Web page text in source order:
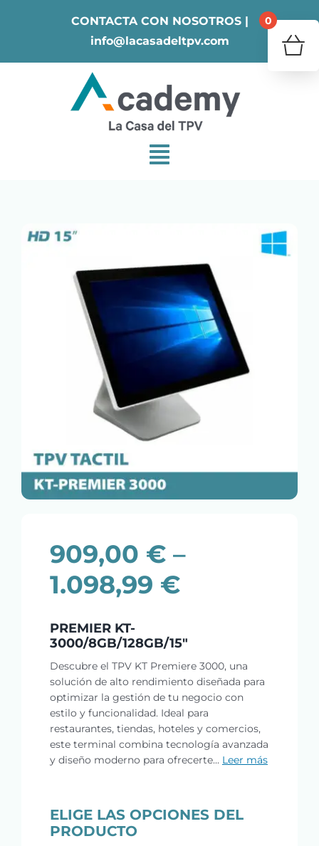
CONTACTA CON NOSOTROS |
info@lacasadeltpv.com
909,00 €–
1.098,99 €
PREMIER KT-
3000/8GB/128GB/15″
Descubre el TPV KT Premiere 3000, una
solución de alto rendimiento diseñada para
optimizar la gestión de tu negocio con
estilo y funcionalidad. Ideal para
restaurantes, tiendas, hoteles y comercios,
este terminal combina tecnología avanzada
y diseño moderno para ofrecerte... Leer más
ELIGE LAS OPCIONES DEL
PRODUCTO
0